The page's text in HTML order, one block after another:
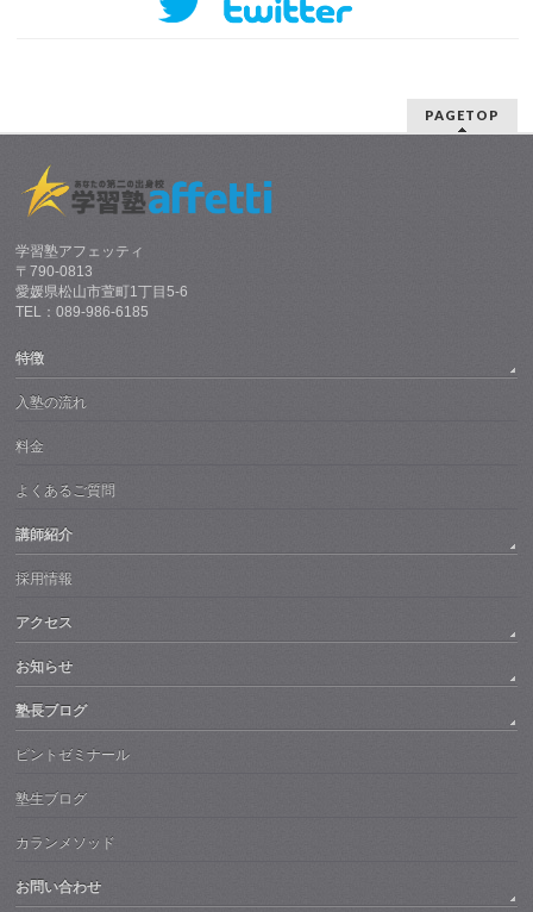
PAGETOP
学習塾アフェッティ
〒790-0813
愛媛県松山市萱町1丁目5-6
TEL：089-986-6185
特徴
入塾の流れ
料金
よくあるご質問
講師紹介
採用情報
アクセス
お知らせ
塾長ブログ
ピントゼミナール
塾生ブログ
カランメソッド
お問い合わせ